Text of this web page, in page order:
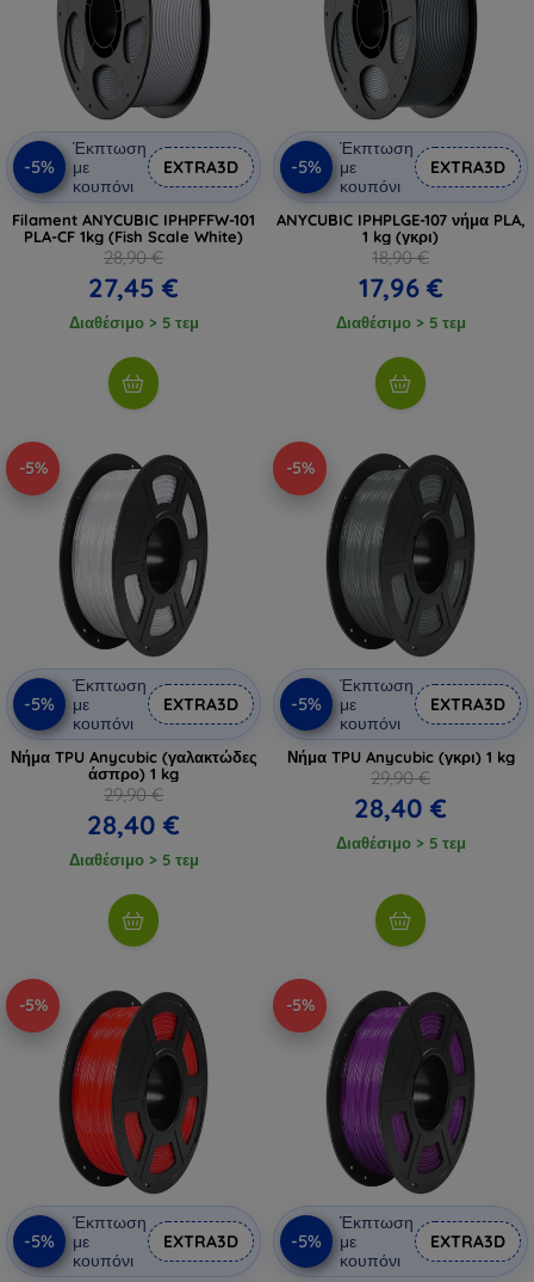
-5%
Έκπτωση
με
κουπόνι
EXTRA3D
Filament ANYCUBIC IPHPFFW-101
PLA-CF 1kg (Fish Scale White)
28,90 €
27,45 €
Διαθέσιμο > 5 τεμ
-5%
Έκπτωση
με
κουπόνι
EXTRA3D
ANYCUBIC IPHPLGE-107 νήμα PLA,
1 kg (γκρι)
18,90 €
17,96 €
Διαθέσιμο > 5 τεμ
-5%
-5%
Έκπτωση
με
κουπόνι
EXTRA3D
Νήμα TPU Anycubic (γαλακτώδες
άσπρο) 1 kg
29,90 €
28,40 €
Διαθέσιμο > 5 τεμ
-5%
-5%
Έκπτωση
με
κουπόνι
EXTRA3D
Νήμα TPU Anycubic (γκρι) 1 kg
29,90 €
28,40 €
Διαθέσιμο > 5 τεμ
-5%
-5%
Έκπτωση
με
κουπόνι
EXTRA3D
-5%
-5%
Έκπτωση
με
κουπόνι
EXTRA3D